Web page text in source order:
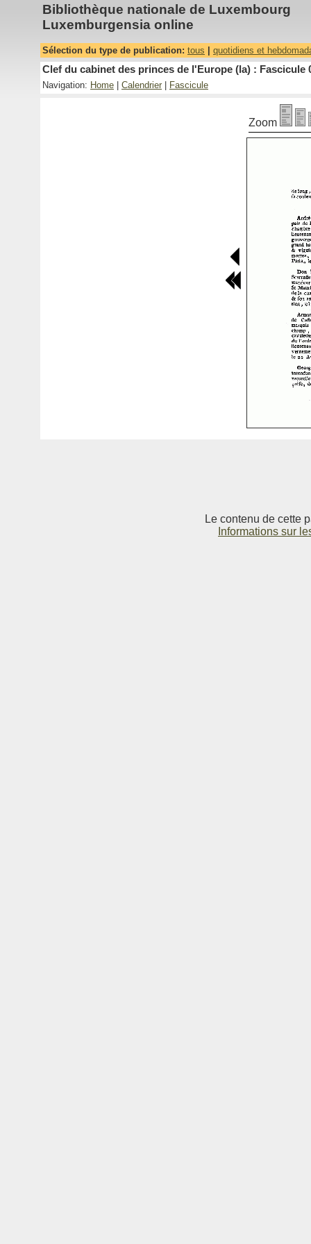
Bibliothèque nationale de Luxembourg
Luxemburgensia online
Sélection du type de publication: tous quotidiens et
Clef du cabinet des princes de l'Europe (la) : Fascicule
Navigation: Home Calendrier Fascicule
Zoom
Le contenu de cette
Informations sur